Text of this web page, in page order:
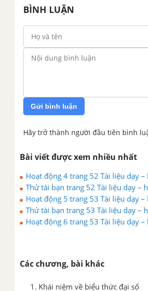
BÌNH LUẬN
Gửi bình luận
Hãy trở thành người đầu tiên bình
Bài viết được xem nhiều nhất
Hoạt động 4 trang 52 Tài liệu dạy –
Thử tài bạn trang 52 Tài liệu dạy –
Hoạt động 5 trang 53 Tài liệu dạy –
Thử tài bạn trang 53 Tài liệu dạy –
Hoạt động 6 trang 53 Tài liệu dạy –
Các chương, bài khác
1. Khái niệm về biểu thức đại số